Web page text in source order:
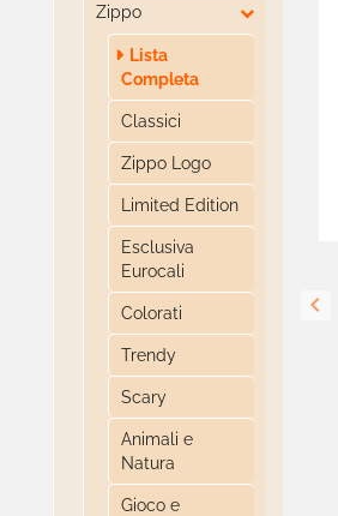
Zippo 
Lista
Completa
Classici
Zippo Logo
Limited Edition
Esclusiva
Eurocali
Colorati
Trendy
Scary
Animali e
Natura
Gioco e
